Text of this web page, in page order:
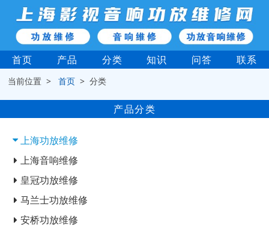
首页 产品 分类 知识 问答 联系
当前位置 >首页 > 分类
产品分类
上海功放维修
上海音响维修
皇冠功放维修
马兰士功放维修
安桥功放维修